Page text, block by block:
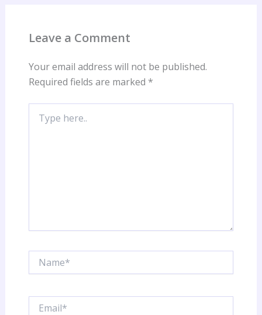
Leave a Comment
Your email address will not be published.
Required fields are marked *
here..